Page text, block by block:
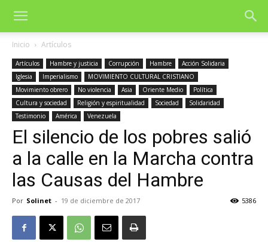
Inicio Artículos
Artículos Hambre y justicia Corrupción Hambre
Acción Solidaria
Iglesia
Imperialismo
MOVIMIENTO CULTURAL CRISTIANO
Movimiento obrero
No violencia Asia Oriente Medio
Política
Cultura y sociedad
Religión y espiritualidad Sociedad
Solidaridad
Testimonio
América Venezuela
El silencio de los pobres salió
a la calle en la Marcha contra
las Causas del Hambre
Por Solinet - 19 de diciembre de 2017 5386